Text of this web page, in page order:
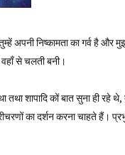
अपनी निष्कामता का गर्व है और
वहाँ से चलती बनी।
शापादि कों बात सुना ही रहे
का दर्शन करना चाहते हैं।